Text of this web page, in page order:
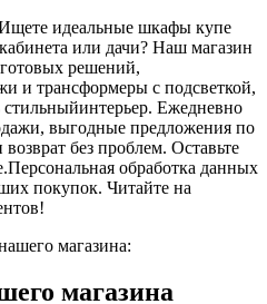
идеальные шкафы купе
или дачи? Наш магазин
решений,
и трансформеры с подсветкой,
стильныйинтерьер. Ежедневно
выгодные предложения по
без проблем. Оставьте
обработка данных
покупок. Читайте на
магазина:
магазина